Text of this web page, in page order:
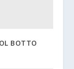
BOTTO